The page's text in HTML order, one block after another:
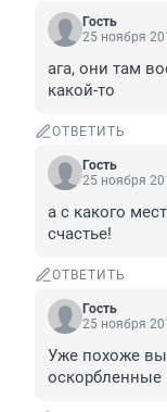
Гость
25 ноября
ага, они там
какой-то
ОТВЕТИТЬ
Гость
25 ноября
а с какого
счастье!
ОТВЕТИТЬ
Гость
25 ноября
Уже похоже
оскорбленные